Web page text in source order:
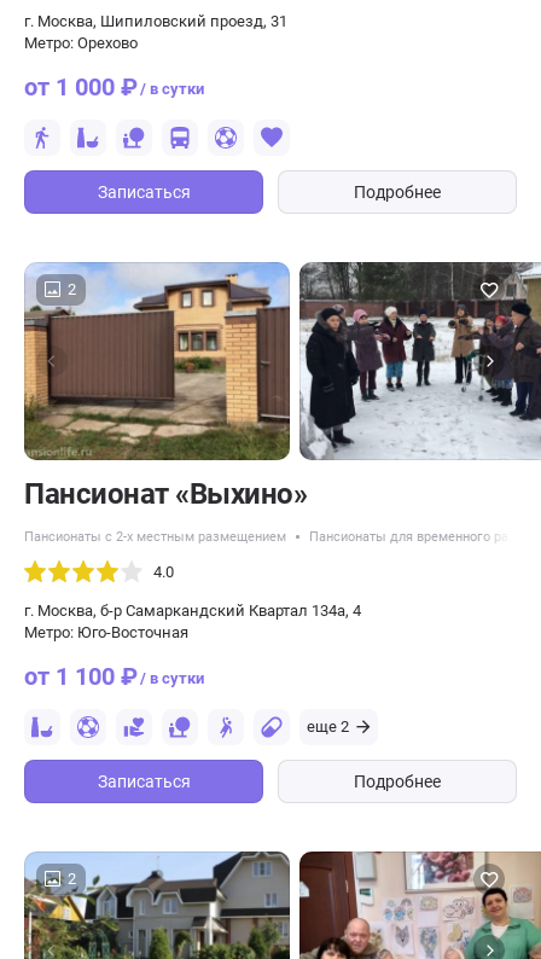
г. Москва, Шипиловский проезд, 31
Метро: Орехово
от 1 000 ₽/ в сутки
Записаться Подробнее
2
Пансионат «Выхино»
Пансионаты с 2-х местным размещением Пансионаты для временного
4.0
г. Москва, б-р Самаркандский Квартал 134а, 4
Метро: Юго-Восточная
от 1 100 ₽/ в сутки
еще 2
Записаться Подробнее
2